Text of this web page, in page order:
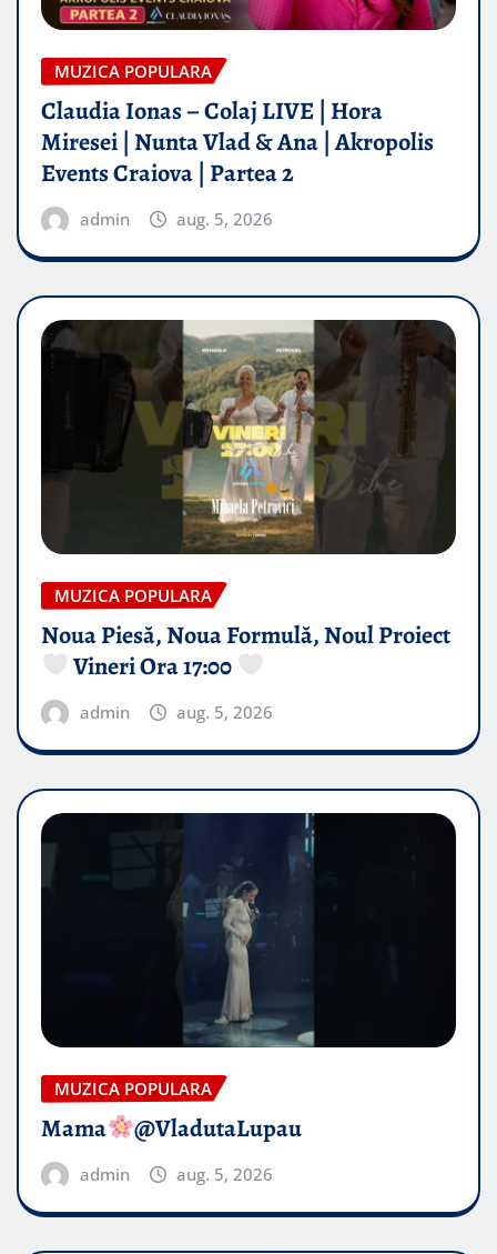
MUZICA POPULARA
Claudia Ionas – Colaj LIVE | Hora
Miresei | Nunta Vlad & Ana | Akropolis
Events Craiova | Partea 2
admin aug. 5, 2026
MUZICA POPULARA
Noua Piesă, Noua Formulă, Noul Proiect
Vineri Ora 17:00
admin aug. 5, 2026
MUZICA POPULARA
Mama @VladutaLupau
admin aug. 5, 2026